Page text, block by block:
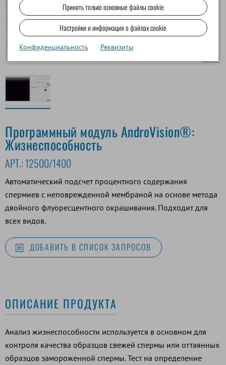
Программный модуль AndroVision®:
Жизнеспособность
АРТ.: 12500/1400
Автоматический подсчет процентного содержания
спермиев с неповрежденной мембраной на основе метода
двойного флуоресцентного окрашивания. Подходит для
всех видов.
ДОБАВИТЬ В СПИСОК ЗАПРОСОВ
ОПИСАНИЕ ПРОДУКТА
Анализ жизнеспособности используется в основном для
контроля качества образцов свежей спермы или оттаянных
образцов замороженной спермы. Тест на определение
Принять только основные файлы cookie
Настройки и информация о файлах cookie
Конфиденциальность Реквизиты